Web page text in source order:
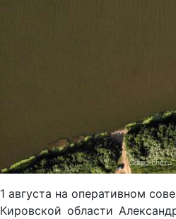
1 августа на оперативном
Кировской области